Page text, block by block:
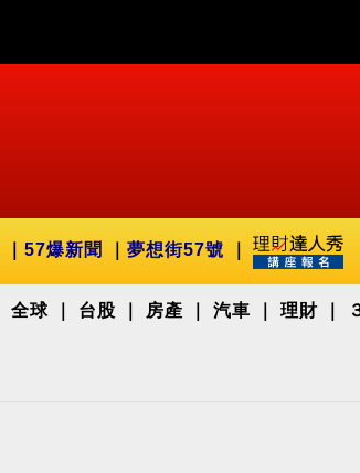
57爆新聞 夢想街57號
全球 台股 房產 汽車 理財